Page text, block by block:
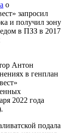
о
запросил
и получил зону
в ПЗЗ в 2017
Антон
в генплан
2022 года
подала